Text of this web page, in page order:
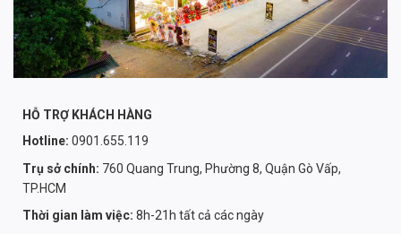
HỖ TRỢ KHÁCH HÀNG
Hotline: 0901.655.119
Trụ sở chính: 760 Quang Trung, Phường 8, Quận Gò Vấp,
TP.HCM
Thời gian làm việc: 8h-21h tất cả các ngày